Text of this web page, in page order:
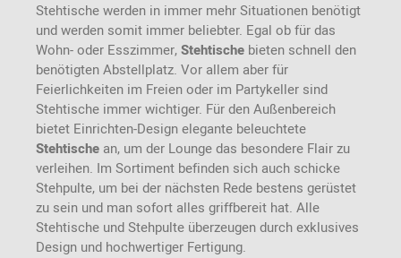
Stehtische werden in immer mehr Situationen benötigt
und werden somit immer beliebter. Egal ob für das
Wohn- oder Esszimmer,Stehtische bieten schnell den
benötigten Abstellplatz. Vor allem aber für
Feierlichkeiten im Freien oder im Partykeller sind
Stehtische immer wichtiger. Für den Außenbereich
bietet Einrichten-Design elegante beleuchtete
Stehtische an, um der Lounge das besondere Flair zu
verleihen. Im Sortiment befinden sich auch schicke
Stehpulte, um bei der nächsten Rede bestens gerüstet
zu sein und man sofort alles griffbereit hat. Alle
Stehtische und Stehpulte überzeugen durch exklusives
Design und hochwertiger Fertigung.